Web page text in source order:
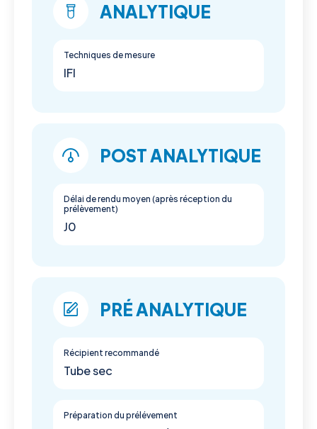
ANALYTIQUE
Techniques de mesure
IFI
POST ANALYTIQUE
Délai de rendu moyen (après réception du
prélèvement)
J0
PRÉ ANALYTIQUE
Récipient recommandé
Tube sec
Préparation du prélévement